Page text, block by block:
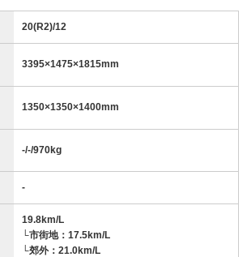
20(R2)/12
3395×1475×1815mm
1350×1350×1400mm
-/-/970kg
-
19.8km/L
└市街地：17.5km/L
└郊外：21.0km/L